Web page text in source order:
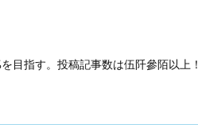
目指す。投稿記事数は伍阡參陌以上！